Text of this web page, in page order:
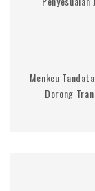
Menkeu
Dorong